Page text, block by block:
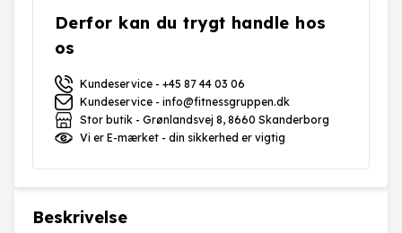
Derfor kan du trygt handle hos
os
Kundeservice - +45 87 44 03 06
Kundeservice - info@fitnessgruppen.dk
Stor butik - Grønlandsvej 8, 8660 Skanderborg
Vi er E-mærket - din sikkerhed er vigtig
Beskrivelse